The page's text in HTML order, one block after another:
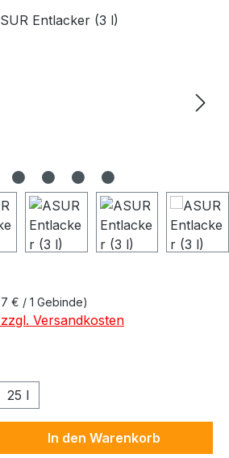
€ / 1 Gebinde)
Versandkosten
25 l
Gib den
In den Warenkorb